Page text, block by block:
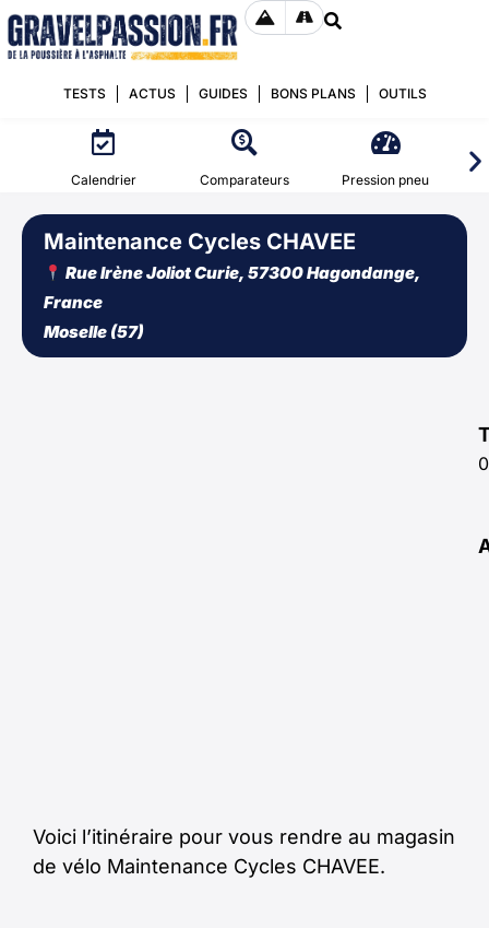
TESTS ACTUS GUIDES BONS PLANS OUTILS
Calendrier Comparateurs Pression pneu
Maintenance Cycles CHAVEE
Rue Irène Joliot Curie, 57300 Hagondange,
France
Moselle (57)
Voici l’itinéraire pour vous rendre au magasin
de vélo Maintenance Cycles CHAVEE.